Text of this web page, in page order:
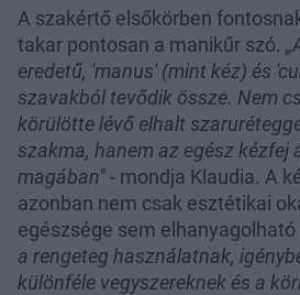
A szakértő elsőkörben
takar pontosan a manikűr szó.
eredetű, 'manus' (mint kéz) és
szavakból tevődik össze. Nem
körülötte lévő elhalt
szakma, hanem az egész kézfej
magában"- mondja Klaudia. A
azonban nem csak esztétikai
egészsége sem
a rengeteg használatnak,
különféle vegyszereknek és a